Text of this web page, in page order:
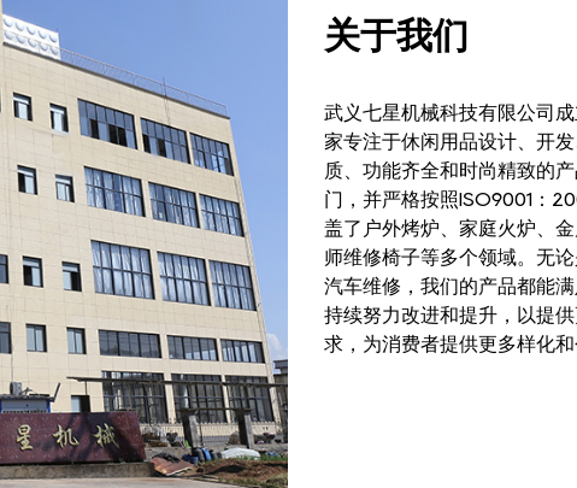
关于我们
武义七星机械科技有限公司
家专注于休闲用品设计、开
质、功能齐全和时尚精致的
门，并严格按照ISO9001：
盖了户外烤炉、家庭火炉、
师维修椅子等多个领域。无
汽车维修，我们的产品都能
持续努力改进和提升，以提
求，为消费者提供更多样化和